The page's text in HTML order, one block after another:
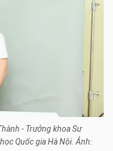
- Trưởng khoa Sư
Quốc gia Hà Nội. Ảnh: